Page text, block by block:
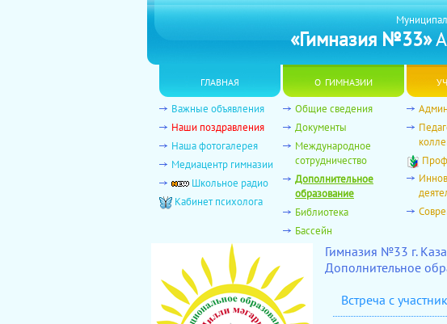
«Гимназия №33»
главная о гимназии
Важные объявления
Наши поздравления
Наша фотогалерея
Медиацентр гимназии
Школьное радио
Кабинет психолога
Общие сведения
Документы
Международное
сотрудничество
Дополнительное
образование
Библиотека
Бассейн
Гимназия №33 г.
Дополнительное
Встреча с